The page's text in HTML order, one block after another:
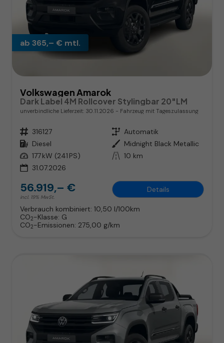
ab 365,– € mtl.
Volkswagen Amarok
Dark Label 4M Rollcover Stylingbar 20"LM
unverbindliche Lieferzeit: 30.11.2026 Fahrzeug mit Tageszulassung
Fahrzeugnr. 316127 Getriebe Automatik
Kraftstoff Diesel Außenfarbe Midnight Black Metallic
Leistung 177 kW (241 PS) Kilometerstand 10 km
31.07.2026
56.919,– €
incl. 19% MwSt.
Details
Verbrauch kombiniert: 10,50 l/100km
CO2-Klasse: G
CO2-Emissionen: 275,00 g/km